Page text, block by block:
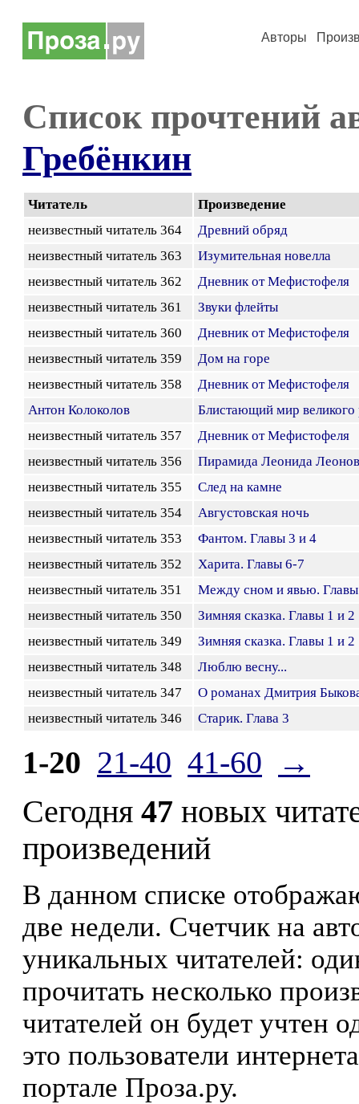
Авторы
Список прочтений
Гребёнкин
Читатель
Произведение
неизвестный читатель 364
Древний обряд
неизвестный читатель 363
Изумительная новелла
неизвестный читатель 362
Дневник от Мефистофеля
неизвестный читатель 361
Звуки флейты
неизвестный читатель 360
Дневник от Мефистофеля
неизвестный читатель 359
Дом на горе
неизвестный читатель 358
Дневник от Мефистофеля
Антон Колоколов
Блистающий мир великого
неизвестный читатель 357
Дневник от Мефистофеля
неизвестный читатель 356
Пирамида Леонида
неизвестный читатель 355
След на камне
неизвестный читатель 354
Августовская ночь
неизвестный читатель 353
Фантом. Главы 3 и 4
неизвестный читатель 352
Харита. Главы 6-7
неизвестный читатель 351
Между сном и явью.
неизвестный читатель 350
Зимняя сказка. Главы 1 и 2
неизвестный читатель 349
Зимняя сказка. Главы 1 и 2
неизвестный читатель 348
Люблю весну...
неизвестный читатель 347
О романах Дмитрия
неизвестный читатель 346
Старик. Глава 3
1-20 21-40 41-60
→
Сегодня 47 новых
произведений
В данном списке
две недели. Счетчик на
уникальных читателей:
прочитать несколько
читателей он будет учтен
это пользователи
портале Проза.ру.